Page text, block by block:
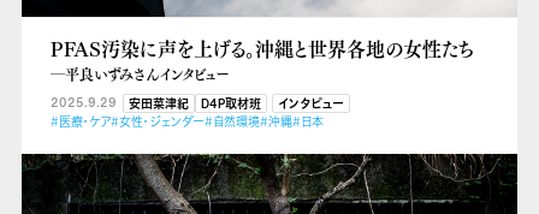
PFAS汚染に声を上げる。沖縄と世界各地の女性たち
―平良いずみさんインタビュー
2025.9.29 安田菜津紀 D4P取材班
インタビュー
#医療・ケア#女性・ジェンダー#自然環境#沖縄#日本